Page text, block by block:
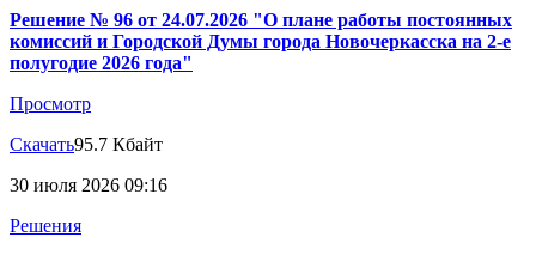
Решение № 96 от 24.07.2026 "О плане работы постоянных
комиссий и Городской Думы города Новочеркасска на 2-е
полугодие 2026 года"
Просмотр
Скачать95.7 Кбайт
30 июля 2026 09:16
Решения